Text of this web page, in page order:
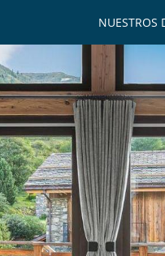
NUESTROS